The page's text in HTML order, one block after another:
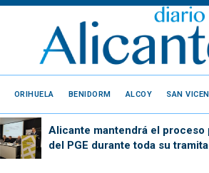
ORIHUELA BENIDORM ALCOY SAN
Alicante mantendrá el proceso
del PGE durante toda su